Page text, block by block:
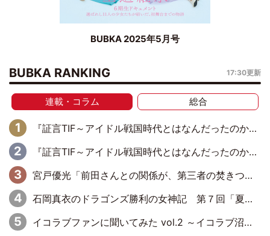
BUBKA 2025年5月号
BUBKA RANKING 17:30更新
連載・コラム 総合
『証言TIF～アイドル戦国時代とはなんだったのか～』第10回：さくら学院・武藤彩未×飯田らうら「正直、中3で辞めるというのを信じてなくて。そう言われてはいたけど、嘘でしょって」
『証言TIF～アイドル戦国時代とはなんだったのか～』第8回：Negicco・Nao☆×Megu×Kaede「東京からオファーが来たのと、梨の皮剥きとどっちが大事なんだって」
宮戸優光「前田さんとの関係が、第三者の焚きつけのようなかたちで壊されてしまったのは、悲しいことですよ」【UWF】
石岡真衣のドラゴンズ勝利の女神記 第７回「夏の神宮！11得点どらほー」
イコラブファンに聞いてみた vol.2 ～イコラブ沼ならぬ衣織沼なサイトを開発されたきっかけは…？～